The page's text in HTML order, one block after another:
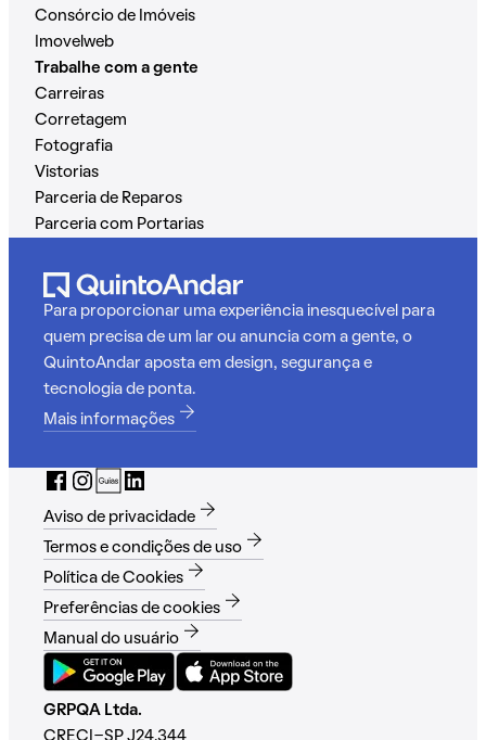
Consórcio de Imóveis
Imovelweb
Trabalhe com a gente
Carreiras
Corretagem
Fotografia
Vistorias
Parceria de Reparos
Parceria com Portarias
Para proporcionar uma experiência inesquecível para
quem precisa de um lar ou anuncia com a gente, o
QuintoAndar aposta em design, segurança e
tecnologia de ponta.
Mais informações
Aviso de privacidade
Termos e condições de uso
Política de Cookies
Preferências de cookies
Manual do usuário
GRPQA Ltda.